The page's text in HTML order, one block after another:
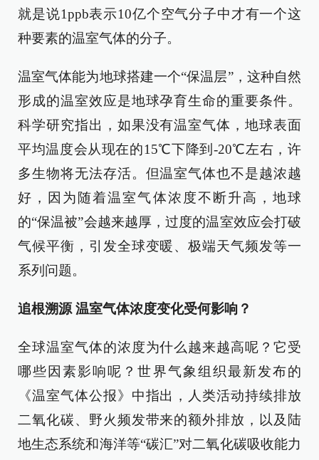
就是说1ppb表示10亿个空气分子中才有一个这
种要素的温室气体的分子。
温室气体能为地球搭建一个“保温层”，这种自然
形成的温室效应是地球孕育生命的重要条件。
科学研究指出，如果没有温室气体，地球表面
平均温度会从现在的15℃下降到-20℃左右，许
多生物将无法存活。但温室气体也不是越浓越
好，因为随着温室气体浓度不断升高，地球
的“保温被”会越来越厚，过度的温室效应会打破
气候平衡，引发全球变暖、极端天气频发等一
系列问题。
追根溯源 温室气体浓度变化受何影响？
全球温室气体的浓度为什么越来越高呢？它受
哪些因素影响呢？世界气象组织最新发布的
《温室气体公报》中指出，人类活动持续排放
二氧化碳、野火频发带来的额外排放，以及陆
地生态系统和海洋等“碳汇”对二氧化碳吸收能力